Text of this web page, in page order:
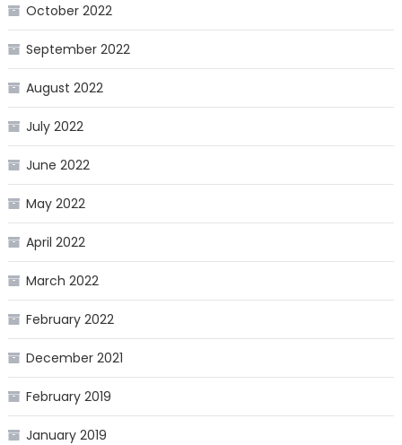
October 2022
September 2022
August 2022
July 2022
June 2022
May 2022
April 2022
March 2022
February 2022
December 2021
February 2019
January 2019